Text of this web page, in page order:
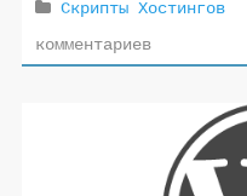
Скрипты Хостингов
комментариев